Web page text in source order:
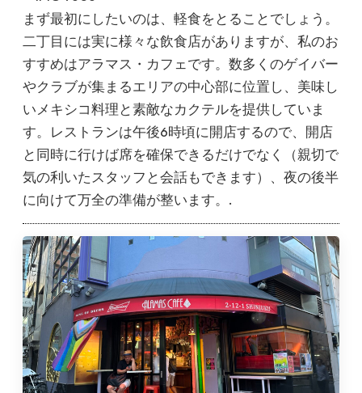
まず最初にしたいのは、軽食をとることでしょう。
二丁目には実に様々な飲食店がありますが、私のお
すすめはアラマス・カフェです。数多くのゲイバー
やクラブが集まるエリアの中心部に位置し、美味し
いメキシコ料理と素敵なカクテルを提供していま
す。レストランは午後6時頃に開店するので、開店
と同時に行けば席を確保できるだけでなく（親切で
気の利いたスタッフと会話もできます）、夜の後半
に向けて万全の準備が整います。.